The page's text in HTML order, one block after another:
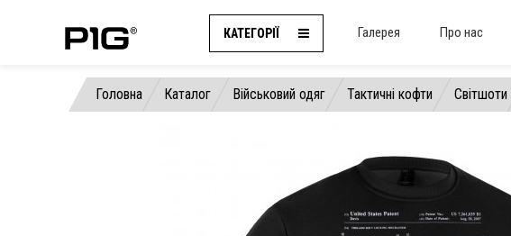
КАТЕГОРІЇ Галерея Про нас
Головна Каталог Військовий одяг Тактичні кофти Світшоти